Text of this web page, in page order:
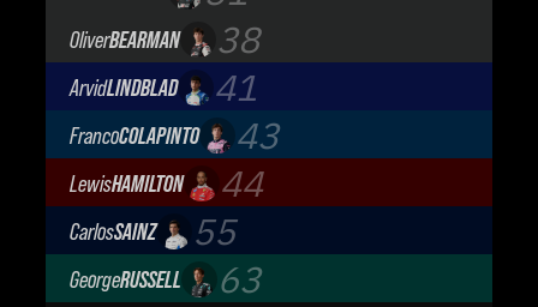
TGR Haas F1 Team
OliverBEARMAN 38
TGR Haas F1 Team
ArvidLINDBLAD 41
Visa Cash App Racing Bulls
FrancoCOLAPINTO 43
BWT Alpine Formula One Team
LewisHAMILTON 44
Scuderia Ferrari
CarlosSAINZ 55
Atlassian Williams F1 Team
GeorgeRUSSELL 63